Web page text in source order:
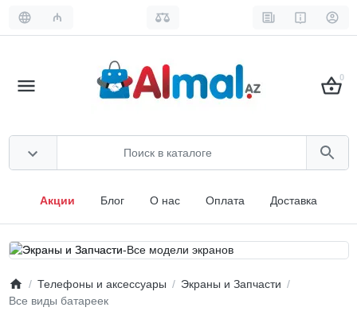
₼
0
Акции Блог О нас Оплата Доставка
Телефоны и аксессуары
Экраны и Запчасти
Все виды батареек